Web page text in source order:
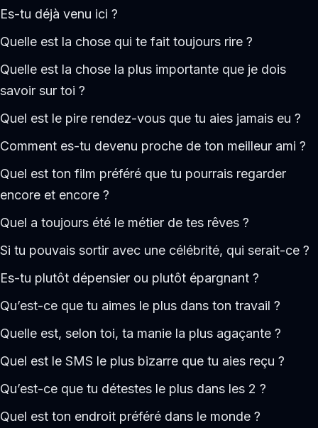
Es-tu déjà venu ici ?
Quelle est la chose qui te fait toujours rire ?
Quelle est la chose la plus importante que je dois
savoir sur toi ?
Quel est le pire rendez-vous que tu aies jamais eu ?
Comment es-tu devenu proche de ton meilleur ami ?
Quel est ton film préféré que tu pourrais regarder
encore et encore ?
Quel a toujours été le métier de tes rêves ?
Si tu pouvais sortir avec une célébrité, qui serait-ce ?
Es-tu plutôt dépensier ou plutôt épargnant ?
Qu’est-ce que tu aimes le plus dans ton travail ?
Quelle est, selon toi, ta manie la plus agaçante ?
Quel est le SMS le plus bizarre que tu aies reçu ?
Qu’est-ce que tu détestes le plus dans les 2 ?
Quel est ton endroit préféré dans le monde ?